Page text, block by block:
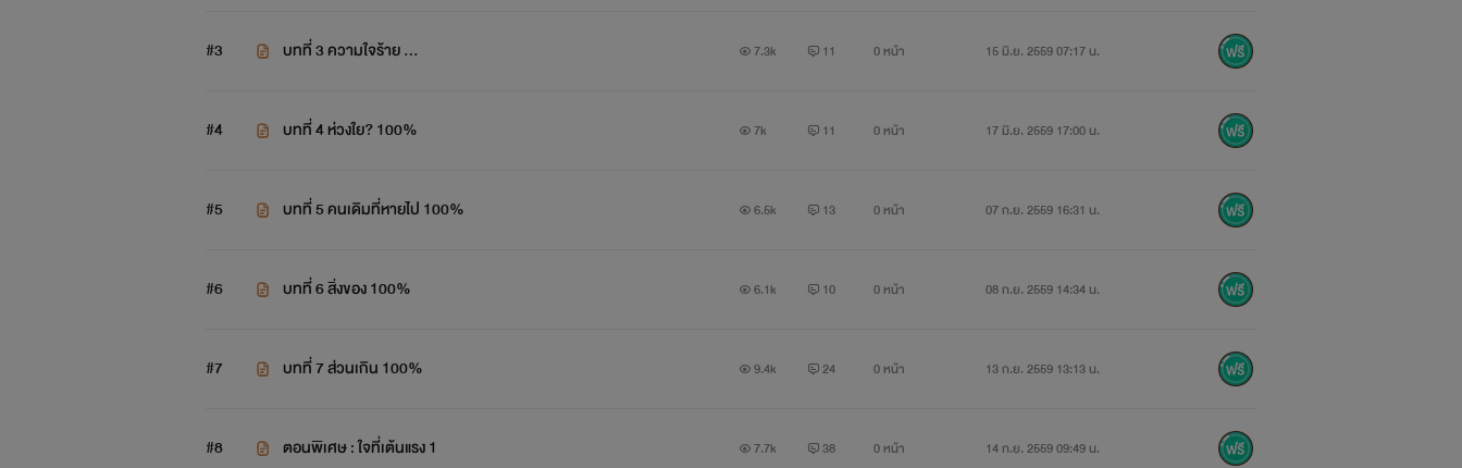
"มึงมันหน้าด้าน อยากได้กูเป็นผัวคอยรับผิดชอบลูกมึงที่เกิดมาจากไอ้เลวตัวไหนก็ไม่รู้ใช่ไหม!!!!"
#3 บทที่ 3 ความใจร้าย ... 7.3k 11 0 หน้า 15 มิ.ย. 2559 07:17 น.
#4 บทที่ 4 ห่วงใย? 100% 7k 11 0 หน้า 17 มิ.ย. 2559 17:00 น.
#5 บทที่ 5 คนเดิมที่หายไป 100% 6.5k 13 0 หน้า 07 ก.ย. 2559 16:31 น.
#6 บทที่ 6 สิ่งของ 100% 6.1k 10 0 หน้า 08 ก.ย. 2559 14:34 น.
#7 บทที่ 7 ส่วนเกิน 100% 9.4k 24 0 หน้า 13 ก.ย. 2559 13:13 น.
#8 ตอนพิเศษ : ใจที่เต้นแรง 1 7.7k 38 0 หน้า 14 ก.ย. 2559 09:49 น.